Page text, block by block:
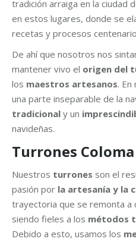
tradición arraiga en la ciudad
en estos lugares, donde se
recetas y procesos
De ahí que nosotros nos
mantener vivo el origen del
los maestros artesanos. En
una parte inseparable de la
tradicional y un
navideñas.
Turrones
Nuestros turrones son el
pasión por la artesanía y la
trayectoria que se remonta a
siendo fieles a los métodos
Debido a esto, usamos los